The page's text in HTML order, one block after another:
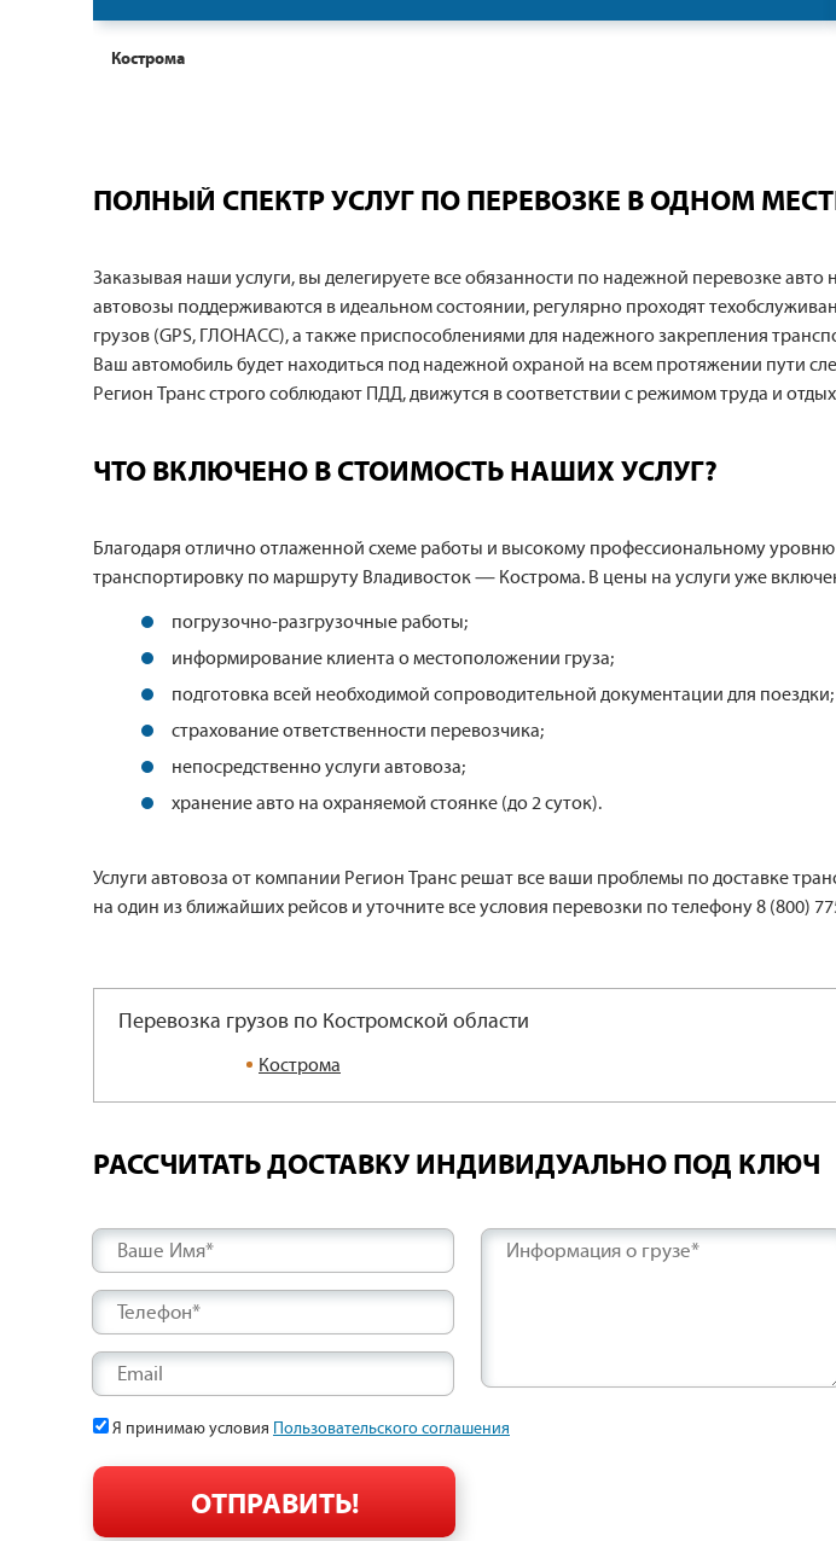
Кострома
ПОЛНЫЙ СПЕКТР УСЛУГ ПО ПЕРЕВОЗКЕ В ОДНОМ
Заказывая наши услуги, вы делегируете все обязанности по надежной перевозке
автовозы поддерживаются в идеальном состоянии, регулярно проходят
грузов (GPS, ГЛОНАСС), а также приспособлениями для надежного закрепления
Ваш автомобиль будет находиться под надежной охраной на всем протяжении пути
Регион Транс строго соблюдают ПДД, движутся в соответствии с режимом труда и
ЧТО ВКЛЮЧЕНО В СТОИМОСТЬ НАШИХ УСЛУГ?
Благодаря отлично отлаженной схеме работы и высокому профессиональному
транспортировку по маршруту Владивосток — Кострома. В цены на услуги уже
погрузочно-разгрузочные работы;
информирование клиента о местоположении груза;
подготовка всей необходимой сопроводительной документации для поездки;
страхование ответственности перевозчика;
непосредственно услуги автовоза;
хранение авто на охраняемой стоянке (до 2 суток).
Услуги автовоза от компании Регион Транс решат все ваши проблемы по доставке
на один из ближайших рейсов и уточните все условия перевозки по телефону 8 (800)
Перевозка грузов по Костромской области
Кострома
РАССЧИТАТЬ ДОСТАВКУ ИНДИВИДУАЛЬНО ПОД КЛЮЧ
Ваше Имя*
Телефон*
Email
Информация о грузе*
Я принимаю условия Пользовательского соглашения